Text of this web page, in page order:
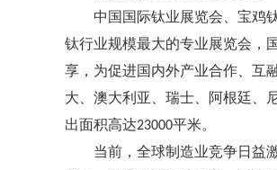
中国国际钛业展览会、宝鸡
钛行业规模最大的专业展览会，
享，为促进国内外产业合作、互
大、澳大利亚、瑞士、阿根廷、
出面积高达23000平米。
当前，全球制造业竞争日益